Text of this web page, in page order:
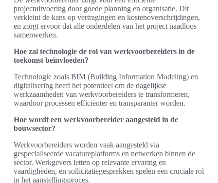
projectuitvoering door goede planning en organisatie. Dit
verkleint de kans op vertragingen en kostenoverschrijdingen,
en zorgt ervoor dat alle onderdelen van het project naadloos
samenwerken.
Hoe zal technologie de rol van werkvoorbereiders in de
toekomst beïnvloeden?
Technologie zoals BIM (Building Information Modeling) en
digitalisering heeft het potentieel om de dagelijkse
werkzaamheden van werkvoorbereiders te transformeren,
waardoor processen efficiënter en transparanter worden.
Hoe wordt een werkvoorbereider aangesteld in de
bouwsector?
Werkvoorbereiders worden vaak aangesteld via
gespecialiseerde vacatureplatforms en netwerken binnen de
sector. Werkgevers letten op relevante ervaring en
vaardigheden, en sollicitatiegesprekken spelen een cruciale rol
in het aanstellingsproces.